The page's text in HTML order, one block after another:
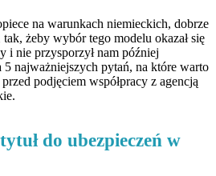
na warunkach niemieckich, dobrze
żeby wybór tego modelu okazał się
i nie przysporzył nam później
najważniejszych pytań, na które warto
podjęciem współpracy z agencją
do ubezpieczeń w